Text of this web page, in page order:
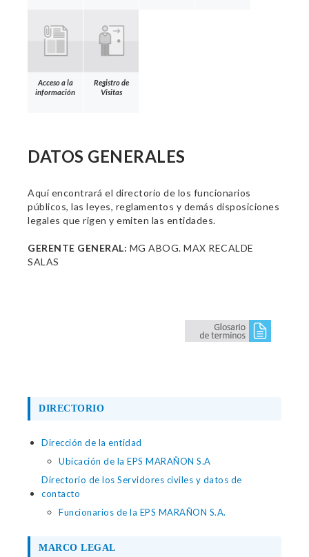
Acceso a la
información
Registro de
Visitas
DATOS GENERALES
Aquí encontrará el directorio de los funcionarios
públicos, las leyes, reglamentos y demás disposiciones
legales que rigen y emiten las entidades.
GERENTE GENERAL: MG ABOG. MAX RECALDE
SALAS
DIRECTORIO
Dirección de la entidad
Ubicación de la EPS MARAÑON S.A
Directorio de los Servidores civiles y datos de
contacto
Funcionarios de la EPS MARAÑON S.A.
MARCO LEGAL